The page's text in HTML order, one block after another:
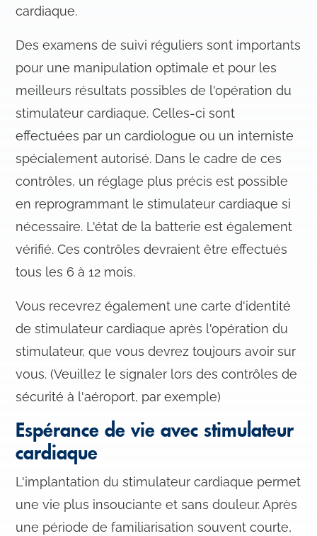
cardiaque.
Des examens de suivi réguliers sont importants
pour une manipulation optimale et pour les
meilleurs résultats possibles de l'opération du
stimulateur cardiaque. Celles-ci sont
effectuées par un cardiologue ou un interniste
spécialement autorisé. Dans le cadre de ces
contrôles, un réglage plus précis est possible
en reprogrammant le stimulateur cardiaque si
nécessaire. L'état de la batterie est également
vérifié. Ces contrôles devraient être effectués
tous les 6 à 12 mois.
Vous recevrez également une carte d'identité
de stimulateur cardiaque après l'opération du
stimulateur, que vous devrez toujours avoir sur
vous. (Veuillez le signaler lors des contrôles de
sécurité à l'aéroport, par exemple)
Espérance de vie avec stimulateur
cardiaque
L'implantation du stimulateur cardiaque permet
une vie plus insouciante et sans douleur. Après
une période de familiarisation souvent courte,